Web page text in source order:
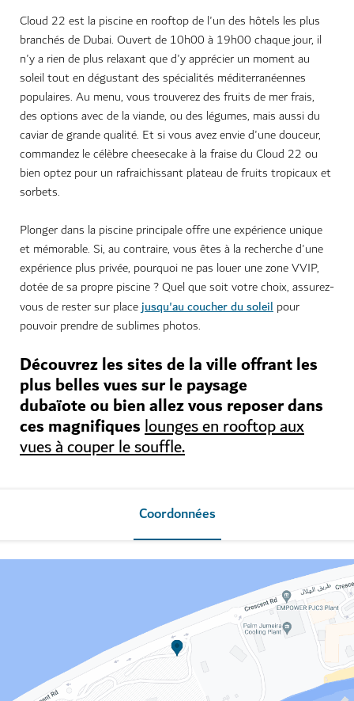
Cloud 22 est la piscine en rooftop de l'un des hôtels les plus
branchés de Dubai. Ouvert de 10h00 à 19h00 chaque jour, il
n'y a rien de plus relaxant que d'y apprécier un moment au
soleil tout en dégustant des spécialités méditerranéennes
populaires. Au menu, vous trouverez des fruits de mer frais,
des options avec de la viande, ou des légumes, mais aussi du
caviar de grande qualité. Et si vous avez envie d'une douceur,
commandez le célèbre cheesecake à la fraise du Cloud 22 ou
bien optez pour un rafraichissant plateau de fruits tropicaux et
sorbets.
Plonger dans la piscine principale offre une expérience unique
et mémorable. Si, au contraire, vous êtes à la recherche d'une
expérience plus privée, pourquoi ne pas louer une zone VVIP,
dotée de sa propre piscine ? Quel que soit votre choix, assurez-
vous de rester sur placejusqu'au coucher du soleil pour
pouvoir prendre de sublimes photos.
Découvrez les sites de la ville offrant les
plus belles vues sur le paysage
dubaïote ou bien allez vous reposer dans
ces magnifiqueslounges en rooftop aux
vues à couper le souffle.
Coordonnées